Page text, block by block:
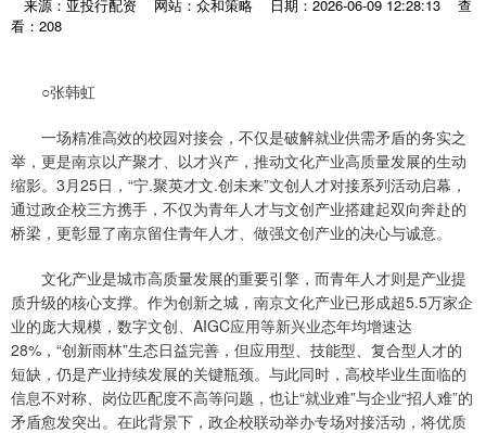
来源：亚投行配资 网站：众和策略 日期：2026-06-09 12:28:13
查
看：208
○张韩虹
一场精准高效的校园对接会，不仅是破解就业供需矛盾的务实之
举，更是南京以产聚才、以才兴产，推动文化产业高质量发展的生动
缩影。3月25日，“宁.聚英才文.创未来”文创人才对接系列活动启幕，
通过政企校三方携手，不仅为青年人才与文创产业搭建起双向奔赴的
桥梁，更彰显了南京留住青年人才、做强文创产业的决心与诚意。
文化产业是城市高质量发展的重要引擎，而青年人才则是产业提
质升级的核心支撑。作为创新之城，南京文化产业已形成超5.5万家企
业的庞大规模，数字文创、AIGC应用等新兴业态年均增速达
28%，“创新雨林”生态日益完善，但应用型、技能型、复合型人才的
短缺，仍是产业持续发展的关键瓶颈。与此同时，高校毕业生面临的
信息不对称、岗位匹配度不高等问题，也让“就业难”与企业“招人难”的
矛盾愈发突出。在此背景下，政企校联动举办专场对接活动，将优质